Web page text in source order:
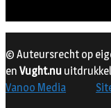
© Auteursrecht op
en Vught.nu
Vanoo Media